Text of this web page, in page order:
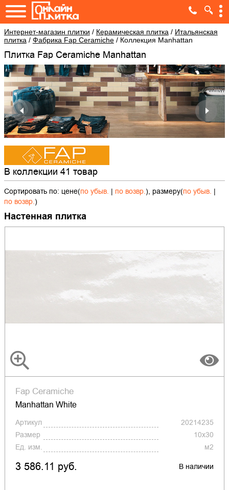
Интернет-магазин плитки / Керамическая плитка / Итальянская
плитка / Фабрика Fap Ceramiche/ Коллекция Manhattan
Плитка Fap Ceramiche Manhattan
В коллекции 41 товар
Сортировать по: цене(по убыв. | по возвр.), размеру(по убыв. |
по возвр.)
Настенная плитка
Fap Ceramiche
Manhattan White
Артикул
20214235
Размер
10x30
Ед. изм.
м2
3 586.11 руб. В наличии